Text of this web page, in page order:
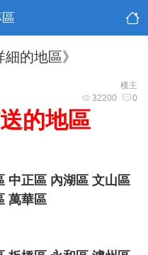
的地區》
楼主
32200 0
的地區
中正區 內湖區 文山區
萬華區